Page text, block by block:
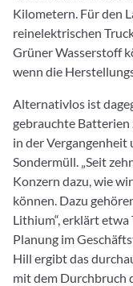
Kilometern. Für den
reinelektrischen
Grüner Wasserstoff
wenn die
Alternativlos ist
gebrauchte Batterien
in der Vergangenheit
Sondermüll. „Seit
Konzern dazu, wie
können. Dazu
Lithium“, erklärt etwa
Planung im
Hill ergibt das
mit dem Durchbruch